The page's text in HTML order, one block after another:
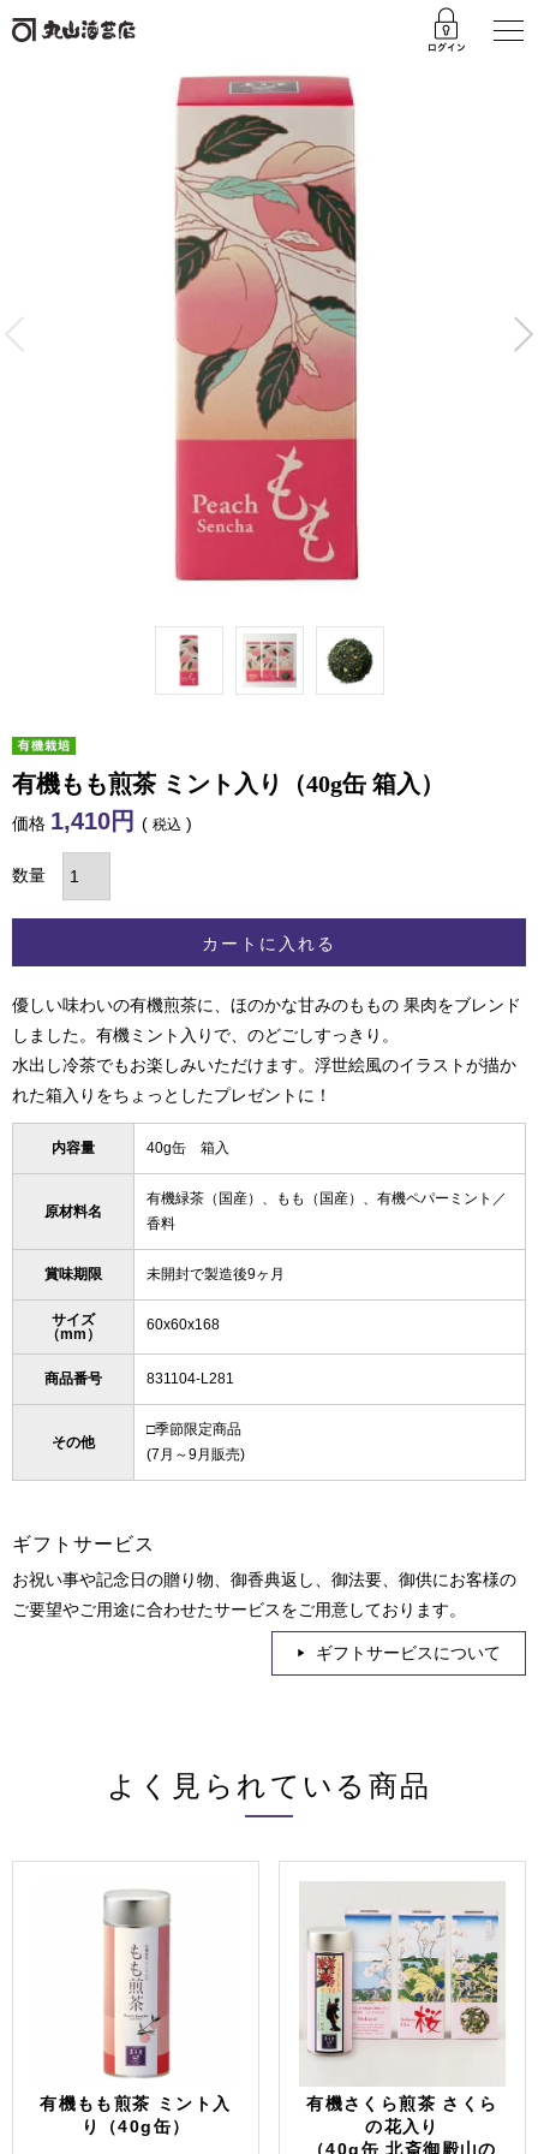
有機もも煎茶 ミント入り（40g缶 箱入）
価格 1,410 税込
カートに入れる
優しい味わいの有機煎茶に、ほのかな甘みのももの 果肉をブレンド
しました。有機ミント入りで、のどごしすっきり。
水出し冷茶でもお楽しみいただけます。浮世絵風のイラストが描か
れた箱入りをちょっとしたプレゼントに！
内容量 40g缶 箱入
原材料名
有機緑茶（国産）、もも（国産）、有機ペパーミント／
香料
賞味期限 未開封で製造後9ヶ月
サイズ
（mm）
60x60x168
商品番号 831104-L281
その他
□季節限定商品
(7月～9月販売)
ギフトサービス
お祝い事や記念日の贈り物、御香典返し、御法要、御供にお客様の
ご要望やご用途に合わせたサービスをご用意しております。
ギフトサービスについて
よく見られている商品
有機もも煎茶 ミント入
り（40g缶）
有機さくら煎茶 さくら
の花入り
（40g缶 北斎御殿山の